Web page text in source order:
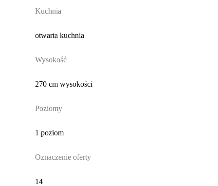
Kuchnia
otwarta kuchnia
Wysokość
270 cm wysokości
Poziomy
1 poziom
Oznaczenie oferty
14